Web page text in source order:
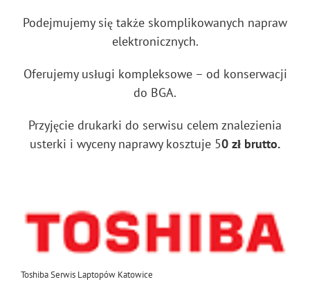
Podejmujemy się także skomplikowanych napraw
elektronicznych.
Oferujemy usługi kompleksowe – od konserwacji
do BGA.
Przyjęcie drukarki do serwisu celem znalezienia
usterki i wyceny naprawy kosztuje 50 zł brutto.
Toshiba Serwis Laptopów Katowice